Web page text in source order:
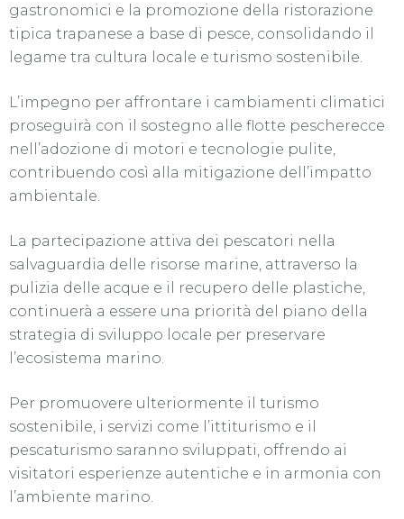
gastronomici e la promozione della ristorazione
tipica trapanese a base di pesce, consolidando il
legame tra cultura locale e turismo sostenibile.
L’impegno per affrontare i cambiamenti climatici
proseguirà con il sostegno alle flotte pescherecce
nell’adozione di motori e tecnologie pulite,
contribuendo così alla mitigazione dell’impatto
ambientale.
La partecipazione attiva dei pescatori nella
salvaguardia delle risorse marine, attraverso la
pulizia delle acque e il recupero delle plastiche,
continuerà a essere una priorità del piano della
strategia di sviluppo locale per preservare
l’ecosistema marino.
Per promuovere ulteriormente il turismo
sostenibile, i servizi come l’ittiturismo e il
pescaturismo saranno sviluppati, offrendo ai
visitatori esperienze autentiche e in armonia con
l’ambiente marino.